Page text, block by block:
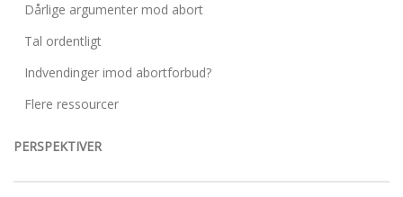
Dårlige argumenter mod abort
Tal ordentligt
Indvendinger imod abortforbud?
Flere ressourcer
PERSPEKTIVER